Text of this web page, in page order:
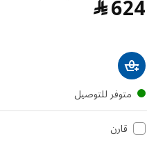
﷼624 السعر ﷼ 624
متوفر للتوصيل
قارن